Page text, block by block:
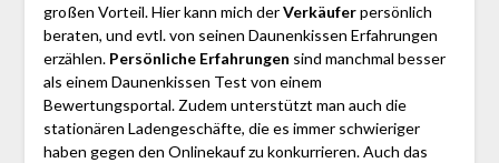
großen Vorteil. Hier kann mich derVerkäuferpersönlich
beraten, und evtl. von seinen Daunenkissen Erfahrungen
erzählen. Persönliche Erfahrungen sind manchmal besser
als einem Daunenkissen Test von einem
Bewertungsportal. Zudem unterstützt man auch die
stationären Ladengeschäfte, die es immer schwieriger
haben gegen den Onlinekauf zu konkurrieren. Auch das